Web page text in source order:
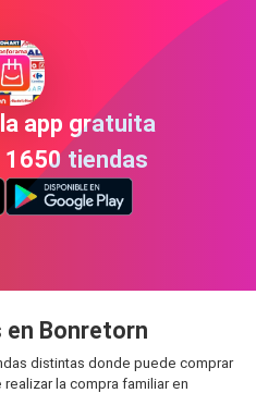
app gratuita
1650 tiendas
Bonretorn
distintas donde puede comprar
la compra familiar en